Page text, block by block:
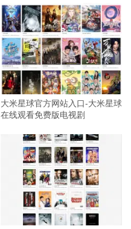
大米星球官方网站入口-大米星球
在线观看免费版电视剧